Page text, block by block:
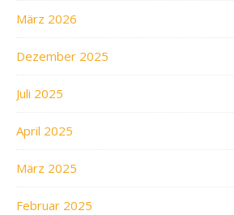
März 2026
Dezember 2025
Juli 2025
April 2025
März 2025
Februar 2025